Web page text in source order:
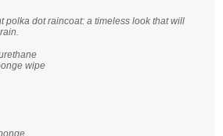
polka dot raincoat: a timeless look that will
wipe